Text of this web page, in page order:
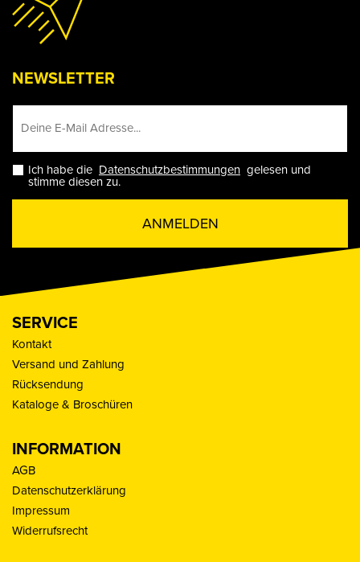
NEWSLETTER
Ich habe die Datenschutzbestimmungen gelesen und
stimme diesen zu.
ANMELDEN
SERVICE
Kontakt
Versand und Zahlung
Rücksendung
Kataloge & Broschüren
INFORMATION
AGB
Datenschutzerklärung
Impressum
Widerrufsrecht